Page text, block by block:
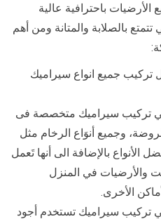
باحترافية عالية
بالصلابة والمتانة ومن أهم
جميع انواع سيراميك
تركيب سيراميك متخصصة فى
وجميع أنوَاع الرخام مثل
بالإضافة الى أنها تَعمل
والأرضيات في المنزل
الأخرى.
تركيب سيراميك تستخدم أجود